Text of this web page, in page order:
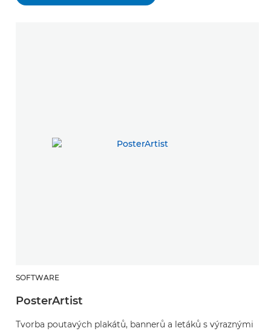
SOFTWARE
PosterArtist
Tvorba poutavých plakátů, bannerů a letáků s výraznými